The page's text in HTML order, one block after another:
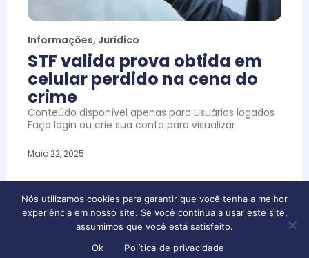
Informações, Jurídico
STF valida prova obtida em
celular perdido na cena do
crime
Conteúdo disponível apenas para usuários logados
Faça login ou crie sua conta para visualizar
Maio 22, 2025
Nós utilizamos cookies para garantir que você tenha a melhor
experiência em nosso site. Se você continua a usar este site,
assumimos que você está satisfeito.
Ok
Política de privacidade